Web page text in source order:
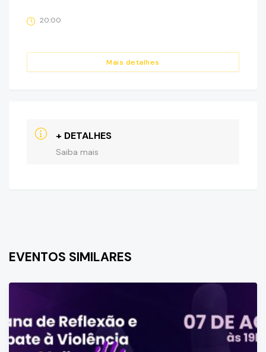
Mais detalhes
20:00
+ DETALHES
Saiba mais
EVENTOS SIMILARES